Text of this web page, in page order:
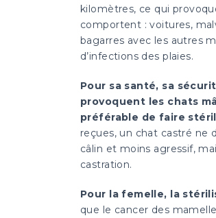
kilomètres, ce qui
comportent : voitures,
bagarres avec les autres
d’infections des plaies.
Pour sa santé, sa
provoquent les chats
préférable de faire
reçues, un chat castré ne
câlin et moins agressif,
castration.
Pour la femelle, la
que le cancer des